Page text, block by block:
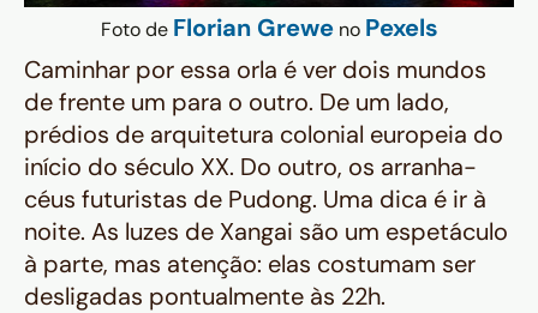
Foto de Florian Greweno Pexels
Caminhar por essa orla é ver dois mundos
de frente um para o outro. De um lado,
prédios de arquitetura colonial europeia do
início do século XX. Do outro, os arranha-
céus futuristas de Pudong. Uma dica é ir à
noite. As luzes de Xangai são um espetáculo
à parte, mas atenção: elas costumam ser
desligadas pontualmente às 22h.